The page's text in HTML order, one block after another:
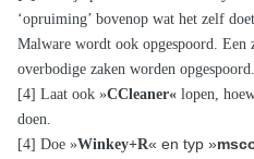
‘opruiming’ bovenop wat het zelf
Malware wordt ook opgespoord. Een
overbodige zaken worden opgespoord.
[4] Laat ook »CCleaner« lopen,
doen.
[4] Doe »Winkey+R« en typ »